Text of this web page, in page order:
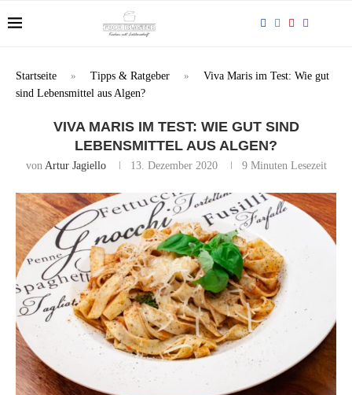
Startseite » Tipps & Ratgeber »
Viva Maris im Test: Wie gut
sind Lebensmittel aus Algen?
VIVA MARIS IM TEST: WIE GUT SIND
LEBENSMITTEL AUS ALGEN?
von Artur Jagiello 13. Dezember 2020 9 Minuten Lesezeit